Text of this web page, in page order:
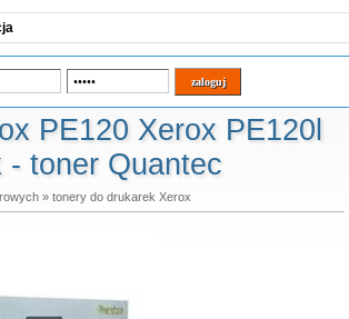
PE120 Xerox PE120l
- toner Quantec
» tonery do drukarek Xerox